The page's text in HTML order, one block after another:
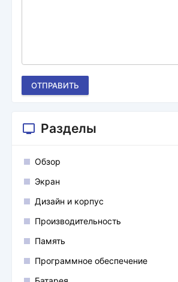
ОТПРАВИТЬ
Разделы
Обзор
Экран
Дизайн и корпус
Производительность
Память
Программное обеспечение